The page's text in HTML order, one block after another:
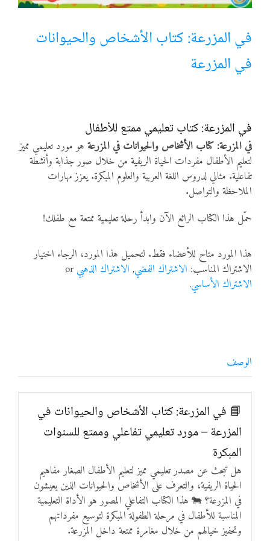
أنواع الموارد
الألعاب التفاعلية
في المزرعة: كتاب الأشخاص والحيوانات
في المزرعة
في المزرعة: كتاب تعليمي ممتع للأطفال
في المزرعة: كتاب الأشخاص والحيوانات في المزرعة هو مورد تعليمي مميز
لتعليم الأطفال مفردات الحياة الريفية من خلال صور جذابة وأنشطة
تفاعلية. مثالي لدروس اللغة العربية والعلوم المبكرة. يعزز مهارات
الملاحظة والتواصل.
حمّل هذا الكتاب الرائع الآن وابدأ رحلة تعليمية ممتعة مع طفلك!
هذا المورد متاح للأعضاء فقط. لتحميل هذا المورد، الرجاء اختيار
الاشتراك المناسب: الاشتراك الفضي, الاشتراك الذهبي
الاشتراك الأساسي.
الوصف
📘 في المزرعة: كتاب الأشخاص والحيوانات في
المزرعة – مورد تعليمي تفاعلي وممتع للسنوات
المبكرة
هل تبحث عن مصدر تعليمي مميز لتعليم الأطفال الصغار مفاهيم
الحياة الريفية، والتعرف على الأشخاص والحيوانات الذين يعيشون
في المزرعة؟ 🐄 هذا الكتاب التفاعلي المصور هو الأداة التعليمية
المناسبة للأطفال في مرحلة الطفولة المبكرة لتوسيع مفرداتهم
وتحفيز خيالهم من خلال مغامرة ممتعة داخل المزرعة.